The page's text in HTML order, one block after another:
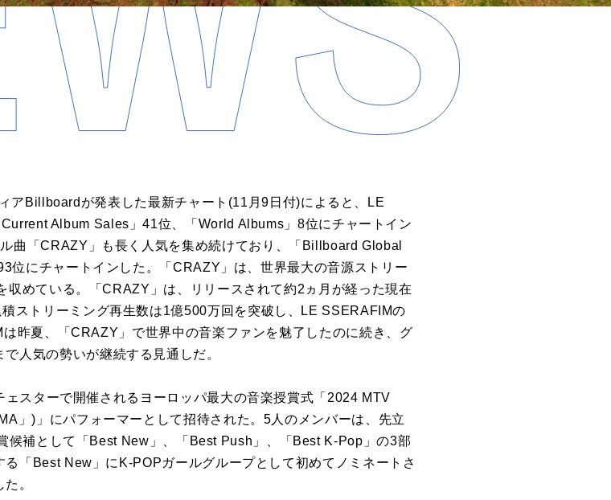
アBillboardが発表した最新チャート(11月9日付)によると、LE
Album Sales」41位、「World Albums」8位にチャートイン
曲「CRAZY」も長く人気を集め続けており、「Billboard Global
にチャートインした。「CRAZY」は、世界最大の音源ストリー
収めている。「CRAZY」は、リリースされて約2ヵ月が経った現在
ストリーミング再生数は1億500万回を突破し、LE SSERAFIMの
昨夏、「CRAZY」で世界中の音楽ファンを魅了したのに続き、グ
人気の勢いが継続する見通しだ。
スターで開催されるヨーロッパ最大の音楽授賞式「2024 MTV
」)」にパフォーマーとして招待された。5人のメンバーは、先立
候補として「Best New」、「Best Push」、「Best K-Pop」の3部
「Best New」にK-POPガールグループとして初めてノミネートさ
。